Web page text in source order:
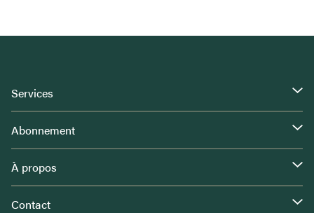
Services
Abonnement
À propos
Contact